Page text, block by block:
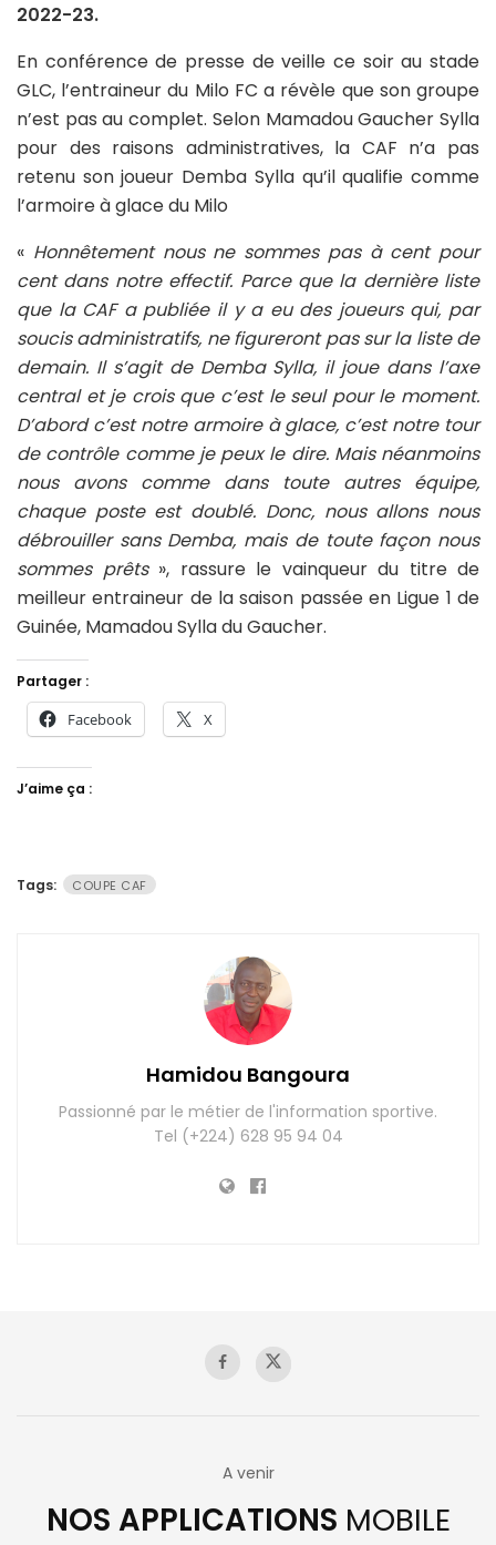
2022-23.
En conférence de presse de veille ce soir au stade
GLC, l’entraineur du Milo FC a révèle que son groupe
n’est pas au complet. Selon Mamadou Gaucher Sylla
pour des raisons administratives, la CAF n’a pas
retenu son joueur Demba Sylla qu’il qualifie comme
l’armoire à glace du Milo
« Honnêtement nous ne sommes pas à cent pour
cent dans notre effectif. Parce que la dernière liste
que la CAF a publiée il y a eu des joueurs qui, par
soucis administratifs, ne figureront pas sur la liste de
demain. Il s’agit de Demba Sylla, il joue dans l’axe
central et je crois que c’est le seul pour le moment.
D’abord c’est notre armoire à glace, c’est notre tour
de contrôle comme je peux le dire. Mais néanmoins
nous avons comme dans toute autres équipe,
chaque poste est doublé. Donc, nous allons nous
débrouiller sans Demba, mais de toute façon nous
sommes prêts», rassure le vainqueur du titre de
meilleur entraineur de la saison passée en Ligue 1 de
Guinée, Mamadou Sylla du Gaucher.
Partager :
Facebook X
J’aime ça :
Tags: COUPE CAF
Hamidou Bangoura
Passionné par le métier de l'information sportive.
Tel (+224) 628 95 94 04
A venir
NOS APPLICATIONS MOBILE